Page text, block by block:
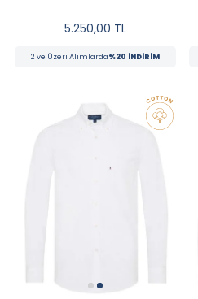
MARKA
RENK
Bordo
5.250,00 TL
2 ve Üzeri Alımlarda%20 İNDİRİM